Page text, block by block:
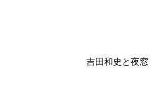
日 吉田和史と夜窓 １